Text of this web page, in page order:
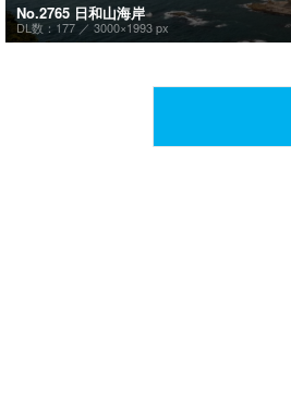
No.2765 日和山海岸
DL数：177 ／ 3000×1993 px